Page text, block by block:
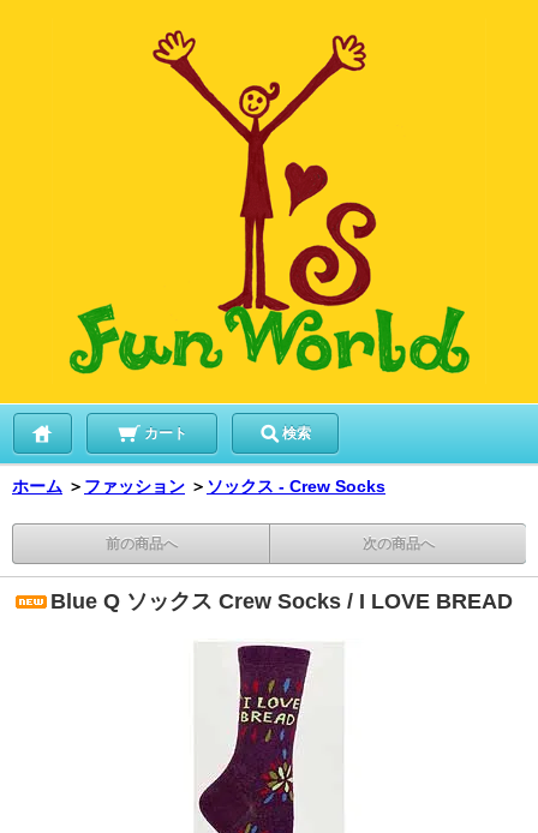
カート 検索
ホーム ＞ ファッション ＞ ソックス - Crew Socks
前の商品へ 次の商品へ
Blue Q ソックス Crew Socks / I LOVE BREAD